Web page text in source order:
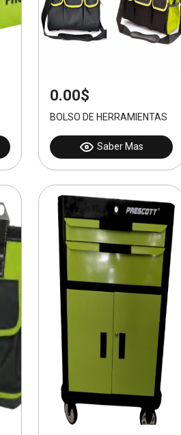
0.00$
BOLSO DE HERRAMIENTAS
Saber Mas